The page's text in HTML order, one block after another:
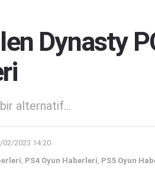
Dynasty
alternatif...
02/2023 14:20
PS4 Oyun Haberleri PS5 Oyun